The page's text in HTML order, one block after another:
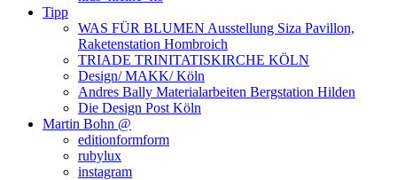
Tipp
WAS FÜR BLUMEN Ausstellung Siza Pavillon,
Raketenstation Hombroich
TRIADE TRINITATISKIRCHE KÖLN
Design/ MAKK/ Köln
Andres Bally Materialarbeiten Bergstation Hilden
Die Design Post Köln
Martin Bohn @
editionformform
rubylux
instagram